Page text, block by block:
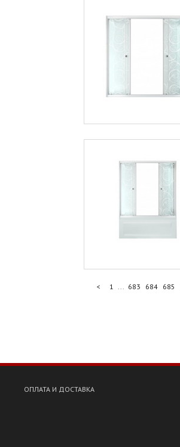
< 1 ... 683 684 685
ОПЛАТА И ДОСТАВКА